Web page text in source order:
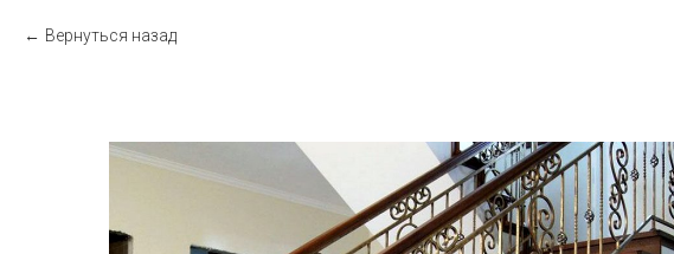
Вернуться назад